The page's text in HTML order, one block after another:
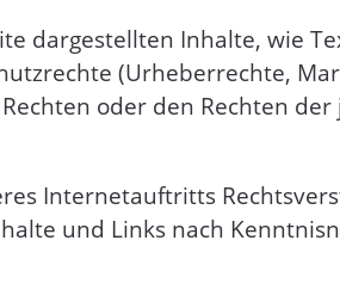
dargestellten Inhalte, wie
(Urheberrechte,
oder den Rechten
Internetauftritts
und Links nach